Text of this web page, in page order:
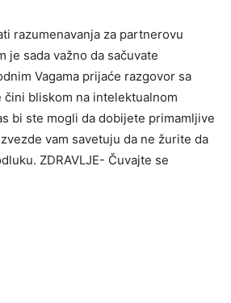
razumenavanja za partnerovu
je sada važno da sačuvate
Vagama prijaće razgovor sa
čini bliskom na intelektualnom
bi ste mogli da dobijete primamljive
vam savetuju da ne žurite da
ZDRAVLJE- Čuvajte se